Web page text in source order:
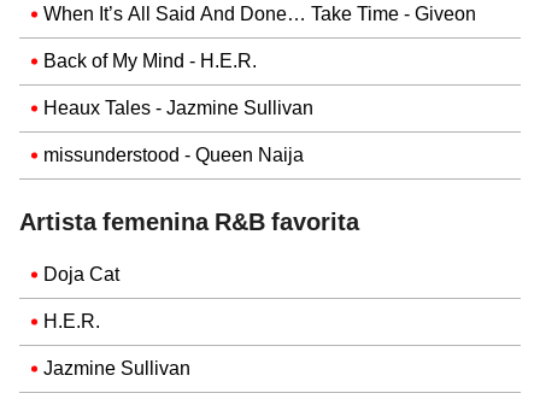
When It’s All Said And Done… Take Time - Giveon
Back of My Mind - H.E.R.
Heaux Tales - Jazmine Sullivan
missunderstood - Queen Naija
Artista femenina R&B favorita
Doja Cat
H.E.R.
Jazmine Sullivan